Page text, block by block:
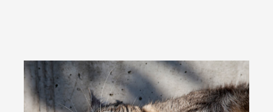
Local do Evento